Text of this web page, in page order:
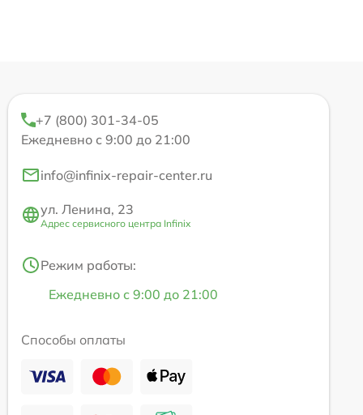
+7 (800) 301-34-05
Ежедневно с 9:00 до 21:00
info@infinix-repair-center.ru
ул. Ленина, 23
Адрес сервисного центра Infinix
Режим работы:
Ежедневно с 9:00 до 21:00
Способы оплаты